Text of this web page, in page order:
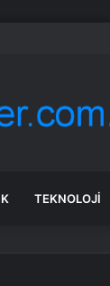
çıktı, işçiler
TEKNOLOJI